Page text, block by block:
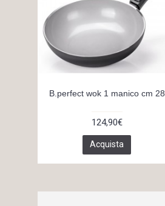
B.perfect wok 1 manico cm 28
124,90€
Acquista